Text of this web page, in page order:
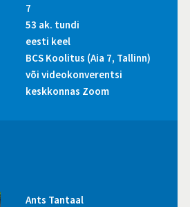
7
53 ak. tundi
eesti keel
BCS Koolitus (Aia 7, Tallinn)
või videokonverentsi
keskkonnas Zoom
Ants Tantaal